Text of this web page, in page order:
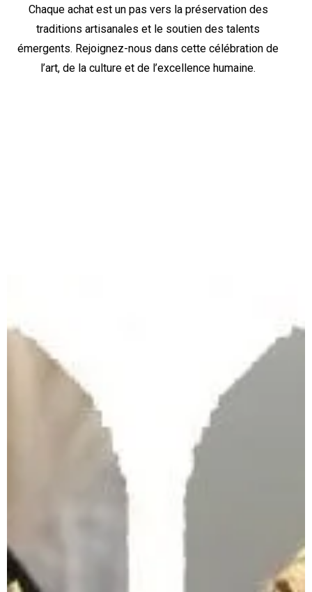
Chaque achat est un pas vers la préservation des
traditions artisanales et le soutien des talents
émergents. Rejoignez-nous dans cette célébration de
l’art, de la culture et de l’excellence humaine.